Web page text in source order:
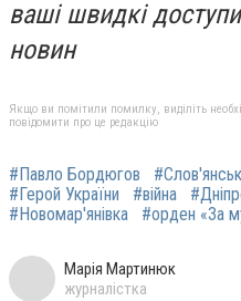
ваші швидкі
новин
Якщо ви помітили помилку, виділіть
повідомити про це редакцію
#Павло Бордюгов #Слов'янськ
#Герой України
#війна
#Новомар'янівка
#орден «За
Марія Мартинюк
журналістка